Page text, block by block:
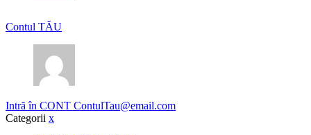
Contul TĂU
Intră în CONT ContulTau@email.com
Categorii x